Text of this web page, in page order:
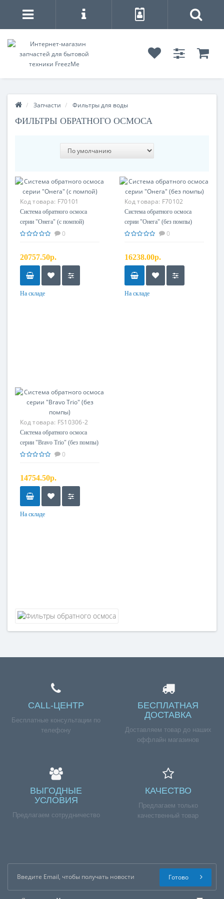
Запчасти Фильтры для воды
ФИЛЬТРЫ ОБРАТНОГО ОСМОСА
Код товара: F70101
Система обратного осмоса
серии "Онега" (с помпой)
0
20757.50р.
На складе
Код товара: F70102
Система обратного осмоса
серии "Онега" (без помпы)
0
16238.00р.
На складе
Код товара: FS10306-2
Система обратного осмоса
серии "Bravo Trio" (без помпы)
0
14754.50р.
На складе
CALL-ЦЕНТР
Бесплатные консультации по
телефону
БЕСПЛАТНАЯ
ДОСТАВКА
Доставляем товар до наших
оффлайн магазинов
ВЫГОДНЫЕ
УСЛОВИЯ
Предлагаем сотрудничество
КАЧЕСТВО
Предлагаем только
качественный товар
Готово